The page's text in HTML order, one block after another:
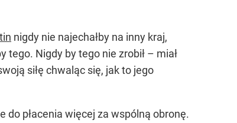
nigdy nie najechałby na inny kraj,
tego. Nigdy by tego nie zrobił – miał
siłę chwaląc się, jak to jego
do płacenia więcej za wspólną obronę.